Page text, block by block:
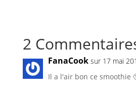
2
FanaCook sur 17 mai
Il a l'air bon ce smoothie